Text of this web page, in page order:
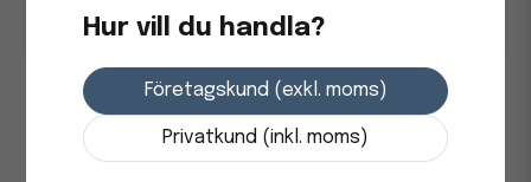
Handdesinfektion DAX
Clinical 75% 1L
Handdesinfektion DAX
Alcogel 150ml
Hur vill du handla?
Företagskund (exkl. moms)
Privatkund (inkl. moms)